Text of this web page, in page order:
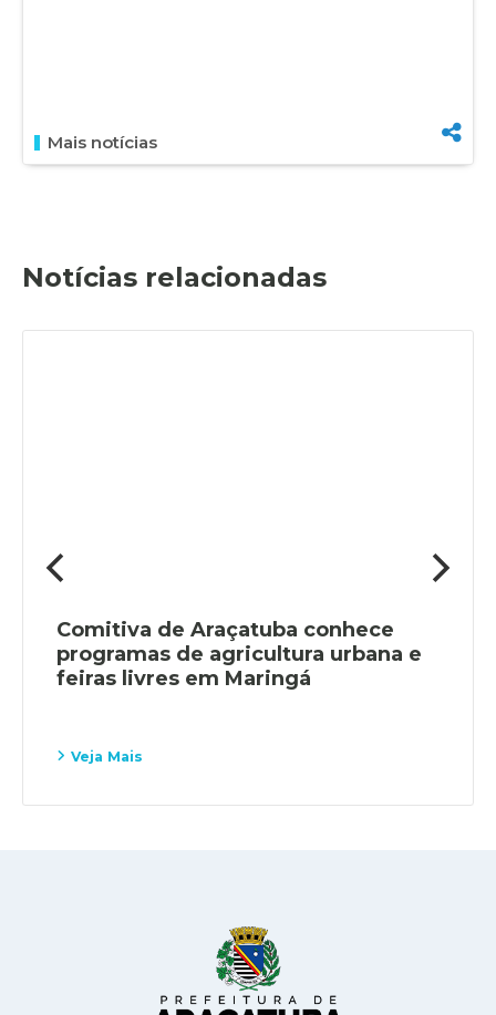
Mais notícias
Notícias relacionadas
Comitiva de Araçatuba conhece
programas de agricultura urbana e
feiras livres em Maringá
Veja Mais